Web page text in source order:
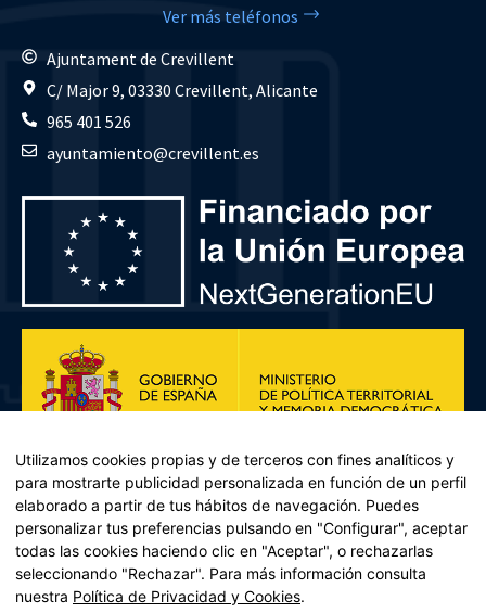
Ver más teléfonos
Ajuntament de Crevillent
C/ Major 9, 03330 Crevillent, Alicante
965 401 526
ayuntamiento@crevillent.es
Plan de Recuperación, Transformación y Resiliencia – Financiado por
Utilizamos cookies propias y de terceros con fines analíticos y
para mostrarte publicidad personalizada en función de un perfil
elaborado a partir de tus hábitos de navegación. Puedes
personalizar tus preferencias pulsando en "Configurar", aceptar
todas las cookies haciendo clic en "Aceptar", o rechazarlas
seleccionando "Rechazar". Para más información consulta
nuestra Política de Privacidad y Cookies.